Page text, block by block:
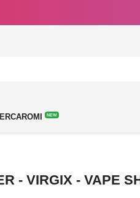
NEW
- VIRGIX - VAPE